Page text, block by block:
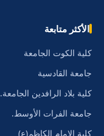
الأكثر متابعة
كلية الكوت الجامعة
جامعة القادسية
كلية بلاد الرافدين الجامعة.
جامعة الفرات الأوسط.
كلية الامام الكاظم(ع)